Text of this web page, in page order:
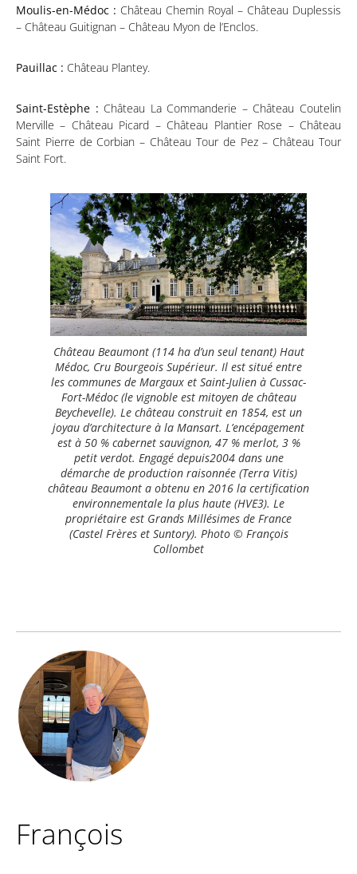
Moulis-en-Médoc : Château Chemin Royal – Château Duplessis
– Château Guitignan – Château Myon de l’Enclos.
Pauillac : Château Plantey.
Saint-Estèphe : Château La Commanderie – Château Coutelin
Merville – Château Picard – Château Plantier Rose – Château
Saint Pierre de Corbian – Château Tour de Pez – Château Tour
Saint Fort.
Château Beaumont (114 ha d’un seul tenant) Haut
Médoc, Cru Bourgeois Supérieur. Il est situé entre
les communes de Margaux et Saint-Julien à Cussac-
Fort-Médoc (le vignoble est mitoyen de château
Beychevelle). Le château construit en 1854, est un
joyau d’architecture à la Mansart. L’encépagement
est à 50 % cabernet sauvignon, 47 % merlot, 3 %
petit verdot. Engagé depuis2004 dans une
démarche de production raisonnée (Terra Vitis)
château Beaumont a obtenu en 2016 la certification
environnementale la plus haute (HVE3). Le
propriétaire est Grands Millésimes de France
(Castel Frères et Suntory). Photo © François
Collombet
François